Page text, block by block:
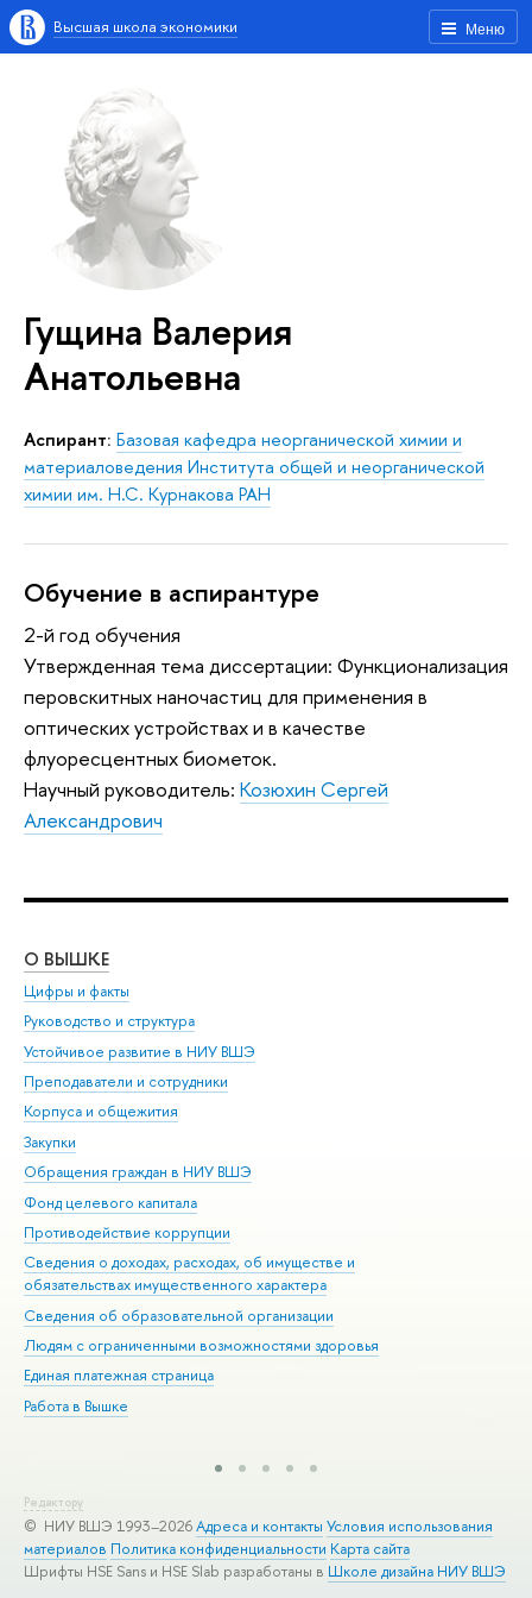
Меню
Высшая школа экономики
Гущина Валерия
Анатольевна
Аспирант: Базовая кафедра неорганической химии и
материаловедения Института общей и неорганической
химии им. Н.С. Курнакова РАН
Обучение в аспирантуре
2-й год обучения
Утвержденная тема диссертации: Функционализация
перовскитных наночастиц для применения в
оптических устройствах и в качестве
флуоресцентных биометок.
Научный руководитель: Козюхин Сергей
Александрович
О ВЫШКЕ
Цифры и факты
Руководство и структура
Устойчивое развитие в НИУ ВШЭ
Преподаватели и сотрудники
Корпуса и общежития
Закупки
Обращения граждан в НИУ ВШЭ
Фонд целевого капитала
Противодействие коррупции
Сведения о доходах, расходах, об имуществе и
обязательствах имущественного характера
Сведения об образовательной организации
Людям с ограниченными возможностями здоровья
Единая платежная страница
Работа в Вышке
Редактору
© НИУ ВШЭ 1993–2026Адреса и контакты Условия использования
материалов Политика конфиденциальности Карта сайта
Шрифты HSE Sans и HSE Slab разработаны в Школе дизайна НИУ ВШЭ